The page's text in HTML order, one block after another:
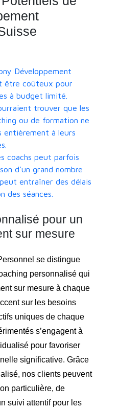
Développement
être coûteux pour
à budget limité.
trouver que les
ou de formation ne
entièrement à leurs
coachs peut parfois
d’un grand nombre
entraîner des délais
des séances.
pour un
sur mesure
se distingue
personnalisé qui
sur mesure à chaque
sur les besoins
uniques de chaque
s’engagent à
pour favoriser
significative. Grâce
nos clients peuvent
particulière, de
suivi attentif pour les